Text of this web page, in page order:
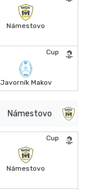
Námestovo
Cup
Javorník Makov
Námestovo
Cup
Námestovo